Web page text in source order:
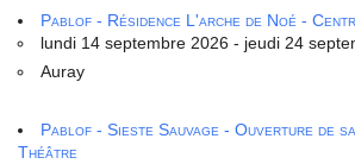
Pablof - Résidence L'arche de Noé -
lundi 14 septembre 2026 - jeudi 24
Auray
Pablof - Sieste Sauvage - Ouverture de
Théâtre